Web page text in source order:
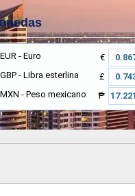
EUR - Euro €
GBP - Libra esterlina £
MXN - Peso mexicano ₱